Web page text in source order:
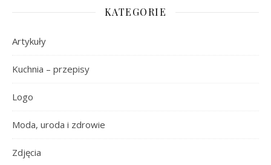
KATEGORIE
Artykuły
Kuchnia – przepisy
Logo
Moda, uroda i zdrowie
Zdjęcia